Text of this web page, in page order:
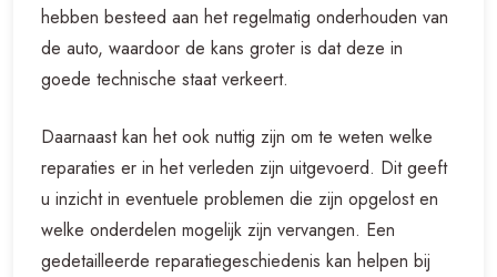
hebben besteed aan het regelmatig onderhouden van
de auto, waardoor de kans groter is dat deze in
goede technische staat verkeert.
Daarnaast kan het ook nuttig zijn om te weten welke
reparaties er in het verleden zijn uitgevoerd. Dit geeft
u inzicht in eventuele problemen die zijn opgelost en
welke onderdelen mogelijk zijn vervangen. Een
gedetailleerde reparatiegeschiedenis kan helpen bij